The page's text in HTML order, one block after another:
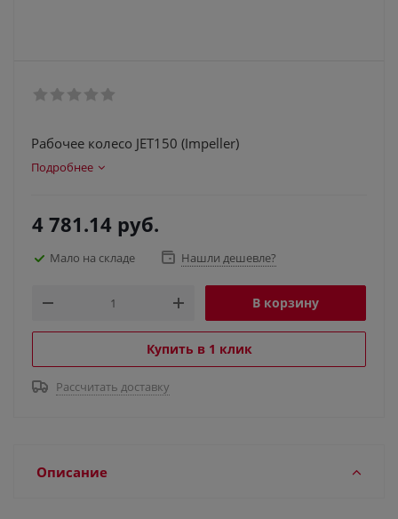
Рабочее колесо JET150 (Impeller)
Подробнее
4 781.14 руб.
Мало на складе Нашли дешевле?
В корзину
Купить в 1 клик
Рассчитать доставку
Описание